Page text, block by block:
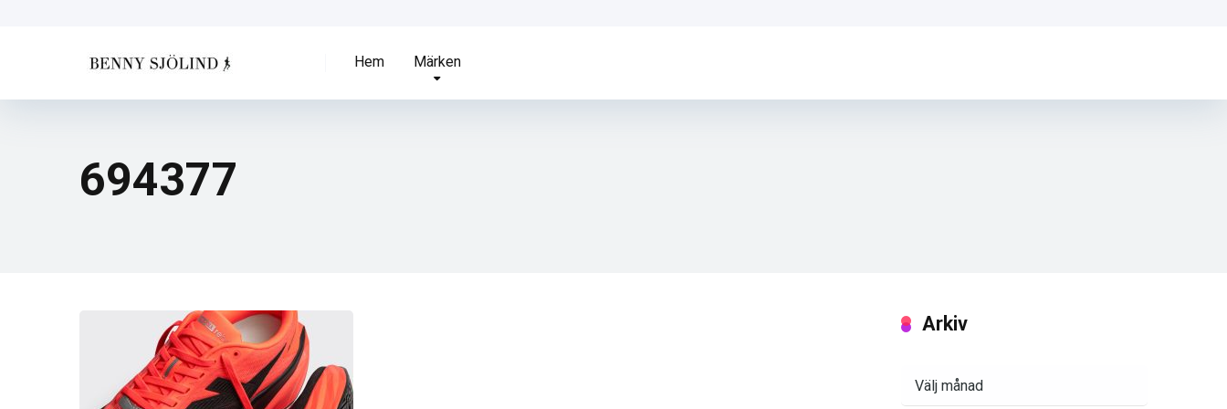
Hem Märken
694377
Arkiv